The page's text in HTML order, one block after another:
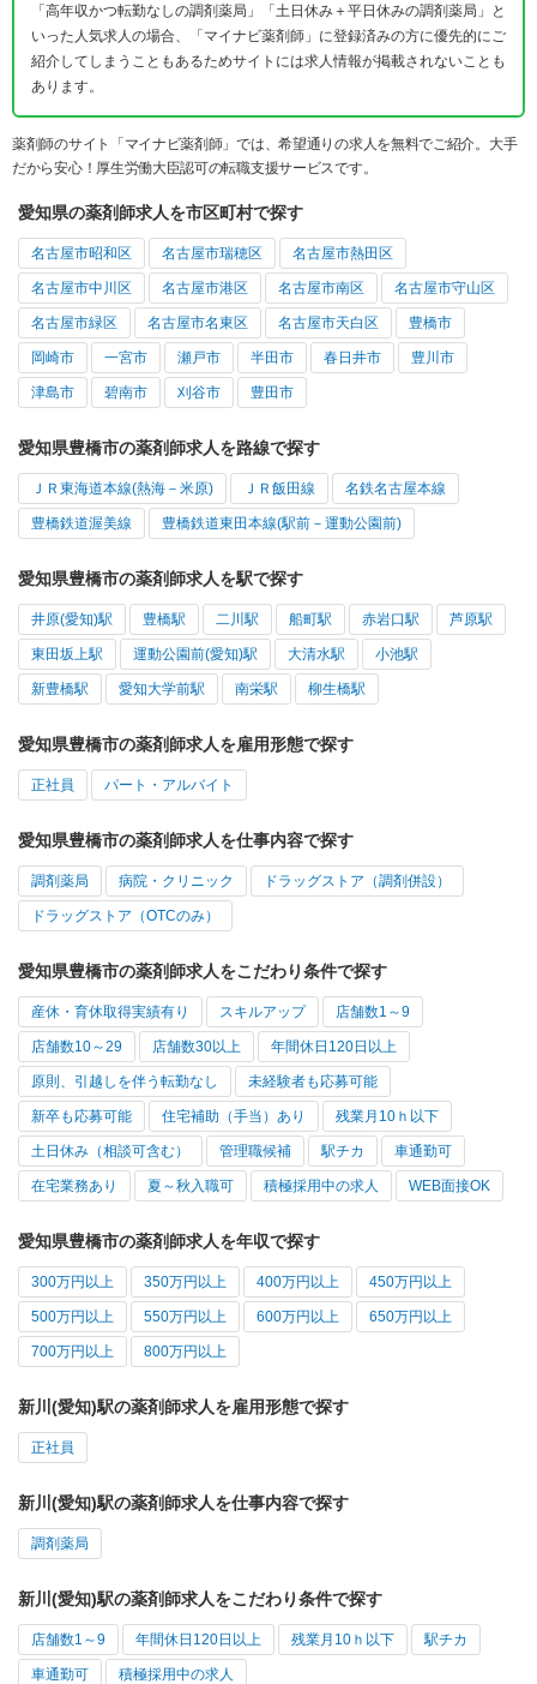
「高年収かつ転勤なしの調剤薬局」「土日休み＋平日休みの調剤薬局」と
いった人気求人の場合、「マイナビ薬剤師」に登録済みの方に優先的にご
紹介してしまうこともあるためサイトには求人情報が掲載されないことも
あります。
薬剤師のサイト「マイナビ薬剤師」では、希望通りの求人を無料でご紹介。大手
だから安心！厚生労働大臣認可の転職支援サービスです。
愛知県の薬剤師求人を市区町村で探す
名古屋市昭和区 名古屋市瑞穂区 名古屋市熱田区
名古屋市中川区 名古屋市港区 名古屋市南区 名古屋市守山区
名古屋市緑区 名古屋市名東区 名古屋市天白区 豊橋市
岡崎市 一宮市 瀬戸市 半田市 春日井市 豊川市
津島市 碧南市 刈谷市 豊田市
愛知県豊橋市の薬剤師求人を路線で探す
ＪＲ東海道本線(熱海－米原) ＪＲ飯田線 名鉄名古屋本線
豊橋鉄道渥美線 豊橋鉄道東田本線(駅前－運動公園前)
愛知県豊橋市の薬剤師求人を駅で探す
井原(愛知)駅 豊橋駅 二川駅 船町駅 赤岩口駅 芦原駅
東田坂上駅 運動公園前(愛知)駅 大清水駅 小池駅
新豊橋駅 愛知大学前駅 南栄駅 柳生橋駅
愛知県豊橋市の薬剤師求人を雇用形態で探す
正社員 パート・アルバイト
愛知県豊橋市の薬剤師求人を仕事内容で探す
調剤薬局 病院・クリニック ドラッグストア（調剤併設）
ドラッグストア（OTCのみ）
愛知県豊橋市の薬剤師求人をこだわり条件で探す
産休・育休取得実績有り スキルアップ 店舗数1～9
店舗数10～29 店舗数30以上 年間休日120日以上
原則、引越しを伴う転勤なし 未経験者も応募可能
新卒も応募可能 住宅補助（手当）あり 残業月10ｈ以下
土日休み（相談可含む） 管理職候補 駅チカ 車通勤可
在宅業務あり 夏～秋入職可 積極採用中の求人 WEB面接OK
愛知県豊橋市の薬剤師求人を年収で探す
300万円以上 350万円以上 400万円以上 450万円以上
500万円以上 550万円以上 600万円以上 650万円以上
700万円以上 800万円以上
新川(愛知)駅の薬剤師求人を雇用形態で探す
正社員
新川(愛知)駅の薬剤師求人を仕事内容で探す
調剤薬局
新川(愛知)駅の薬剤師求人をこだわり条件で探す
店舗数1～9 年間休日120日以上 残業月10ｈ以下 駅チカ
車通勤可 積極採用中の求人